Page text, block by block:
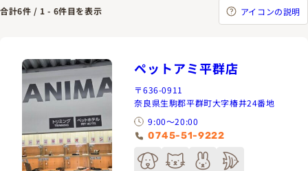
合計6件 / 1 - 6件目を表示 アイコンの説明
ペットアミ平群店
〒636-0911
奈良県生駒郡平群町大字椿井24番地
9:00～20:00
0745-51-9222